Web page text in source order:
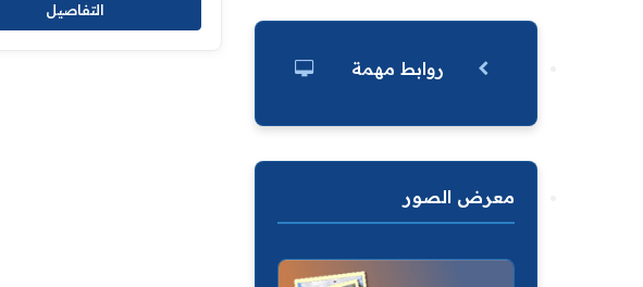
التفاصيل
روابط مهمة
معرض الصور